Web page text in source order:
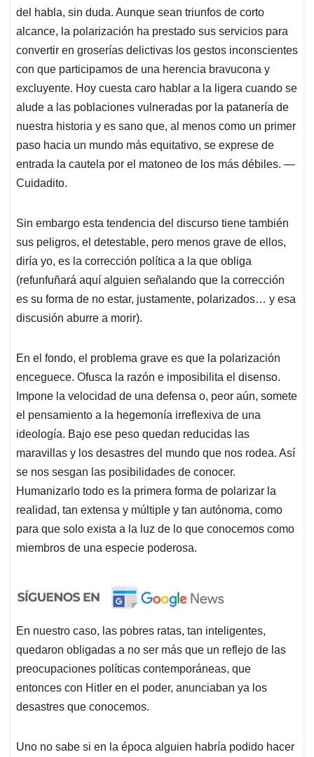
del habla, sin duda. Aunque sean triunfos de corto
alcance, la polarización ha prestado sus servicios para
convertir en groserías delictivas los gestos inconscientes
con que participamos de una herencia bravucona y
excluyente. Hoy cuesta caro hablar a la ligera cuando se
alude a las poblaciones vulneradas por la patanería de
nuestra historia y es sano que, al menos como un primer
paso hacia un mundo más equitativo, se exprese de
entrada la cautela por el matoneo de los más débiles. —
Cuidadito.
Sin embargo esta tendencia del discurso tiene también
sus peligros, el detestable, pero menos grave de ellos,
diría yo, es la corrección política a la que obliga
(refunfuñará aquí alguien señalando que la corrección
es su forma de no estar, justamente, polarizados… y esa
discusión aburre a morir).
En el fondo, el problema grave es que la polarización
enceguece. Ofusca la razón e imposibilita el disenso.
Impone la velocidad de una defensa o, peor aún, somete
el pensamiento a la hegemonía irreflexiva de una
ideología. Bajo ese peso quedan reducidas las
maravillas y los desastres del mundo que nos rodea. Así
se nos sesgan las posibilidades de conocer.
Humanizarlo todo es la primera forma de polarizar la
realidad, tan extensa y múltiple y tan autónoma, como
para que solo exista a la luz de lo que conocemos como
miembros de una especie poderosa.
En nuestro caso, las pobres ratas, tan inteligentes,
quedaron obligadas a no ser más que un reflejo de las
preocupaciones políticas contemporáneas, que
entonces con Hitler en el poder, anunciaban ya los
desastres que conocemos.
Uno no sabe si en la época alguien habría podido hacer